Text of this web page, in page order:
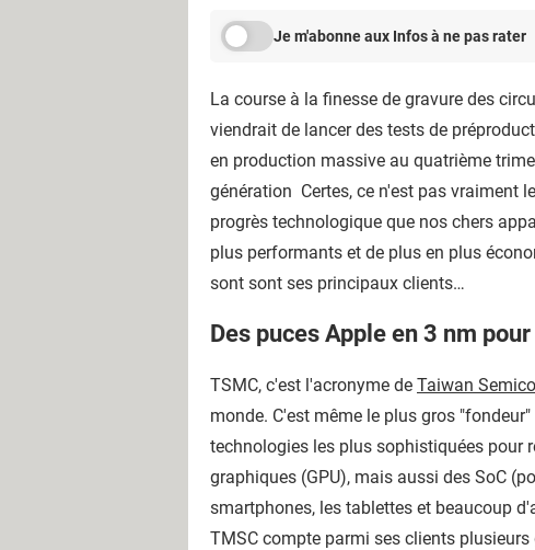
Je m'abonne aux Infos à ne pas rater
La course à la finesse de gravure des
viendrait de lancer des tests de
en production massive au quatrième
génération Certes, ce n'est pas vraiment
progrès technologique que nos chers
plus performants et de plus en plus
sont sont ses principaux clients…
Des puces Apple en 3 nm
TSMC, c'est l'acronyme de Taiwan
monde. C'est même le plus gros
technologies les plus sophistiquées pour
graphiques (GPU), mais aussi des SoC
smartphones, les tablettes et beaucoup
TMSC compte parmi ses clients plusieurs